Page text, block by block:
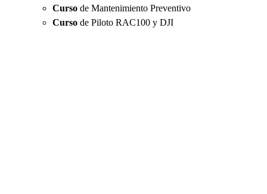
Curso de Mantenimiento Preventivo
Curso de Piloto RAC100 y DJI